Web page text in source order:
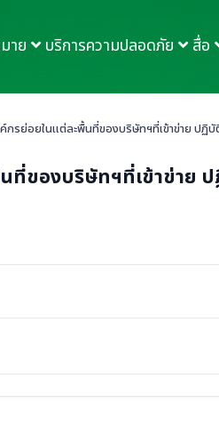
าย บริการความปลอดภัย สื่อ
กรย่อยในแต่ละพื้นที่ของบริษัทฯที่เข้าข่าย ปฏิ
ที่ของบริษัทฯที่เข้าข่าย